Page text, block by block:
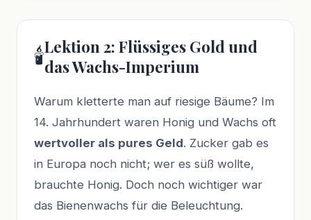
🕯️Lektion 2: Flüssiges Gold und
das Wachs-Imperium
Warum kletterte man auf riesige Bäume? Im
14. Jahrhundert waren Honig und Wachs oft
wertvoller als pures Geld. Zucker gab es
in Europa noch nicht; wer es süß wollte,
brauchte Honig. Doch noch wichtiger war
das Bienenwachs für die Beleuchtung.